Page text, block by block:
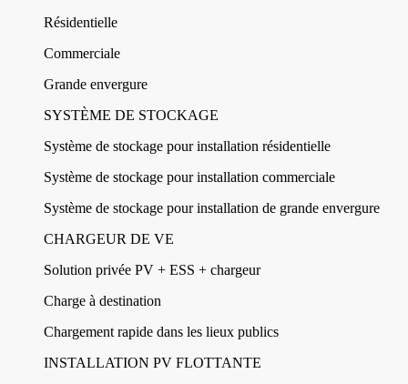
Résidentielle
Commerciale
Grande envergure
SYSTÈME DE STOCKAGE
Système de stockage pour installation résidentielle
Système de stockage pour installation commerciale
Système de stockage pour installation de grande envergure
CHARGEUR DE VE
Solution privée PV + ESS + chargeur
Charge à destination
Chargement rapide dans les lieux publics
INSTALLATION PV FLOTTANTE